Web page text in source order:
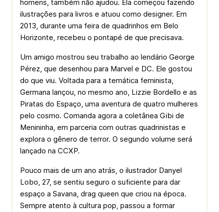
homens, também não ajudou. Ela começou fazendo
ilustrações para livros e atuou como designer. Em
2013, durante uma feira de quadrinhos em Belo
Horizonte, recebeu o pontapé de que precisava.
Um amigo mostrou seu trabalho ao lendário George
Pérez, que desenhou para Marvel e DC. Ele gostou
do que viu. Voltada para a temática feminista,
Germana lançou, no mesmo ano, Lizzie Bordello e as
Piratas do Espaço, uma aventura de quatro mulheres
pelo cosmo. Comanda agora a coletânea Gibi de
Menininha, em parceria com outras quadrinistas e
explora o gênero de terror. O segundo volume será
lançado na CCXP.
Pouco mais de um ano atrás, o ilustrador Danyel
Lobo, 27, se sentiu seguro o suficiente para dar
espaço a Savana, drag queen que criou na época.
Sempre atento à cultura pop, passou a formar